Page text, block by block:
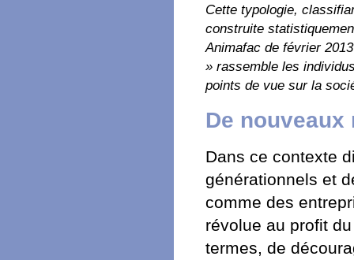
Cette typologie,
construite
Animafac de février
» rassemble les
points de vue sur la
De nouveaux
Dans ce contexte
générationnels et
comme des
révolue au profit
termes, de